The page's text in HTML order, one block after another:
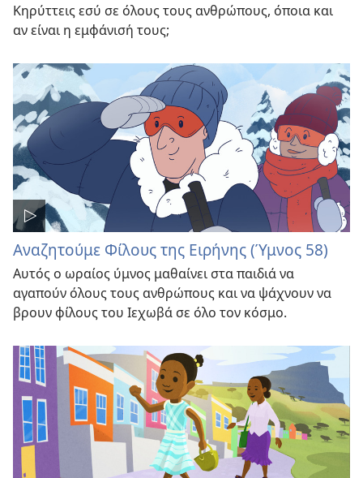
Κηρύττεις εσύ σε όλους τους ανθρώπους, όποια και
αν είναι η εμφάνισή τους;
Αναζητούμε Φίλους της Ειρήνης (Ύμνος 58)
Αυτός ο ωραίος ύμνος μαθαίνει στα παιδιά να
αγαπούν όλους τους ανθρώπους και να ψάχνουν να
βρουν φίλους του Ιεχωβά σε όλο τον κόσμο.